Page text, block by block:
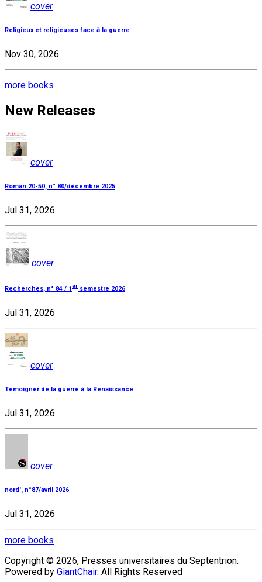
cover
Religieux et religieuses face à la guerre
Nov 30, 2026
more books
New Releases
cover
Roman 20-50, n° 80/décembre 2025
Jul 31, 2026
cover
Recherches, n° 84 / 1er semestre 2026
Jul 31, 2026
cover
Témoigner de la guerre à la Renaissance
Jul 31, 2026
cover
nord', n°87/avril 2026
Jul 31, 2026
more books
Copyright © 2026, Presses universitaires du Septentrion.
Powered by GiantChair. All Rights Reserved